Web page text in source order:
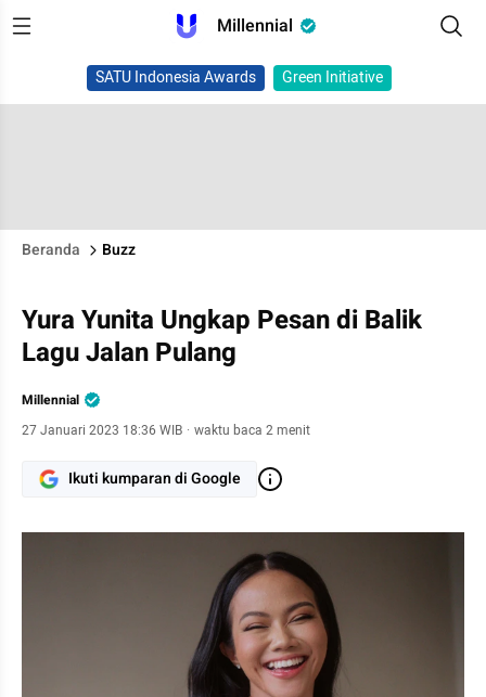
Millennial
SATU Indonesia Awards Green Initiative
Beranda Buzz
Yura Yunita Ungkap Pesan di Balik
Lagu Jalan Pulang
Millennial
27 Januari 2023 18:36 WIB · waktu baca 2 menit
Ikuti kumparan di Google